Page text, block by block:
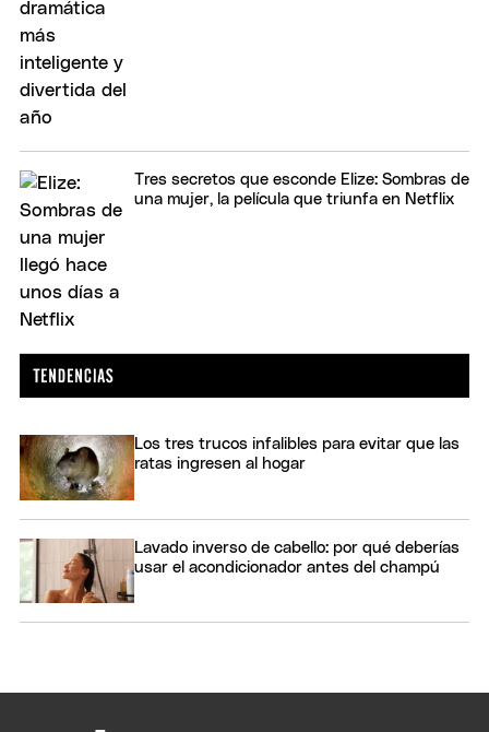
Tres secretos que esconde Elize: Sombras de
una mujer, la película que triunfa en Netflix
Los tres trucos infalibles para evitar que las
ratas ingresen al hogar
Lavado inverso de cabello: por qué deberías
usar el acondicionador antes del champú